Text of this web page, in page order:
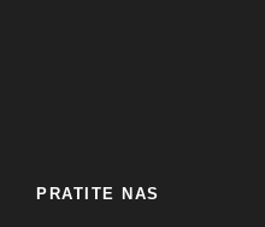
PRATITE NAS